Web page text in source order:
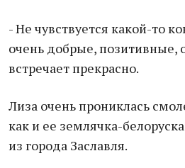
- Не чувствуется какой-то
очень добрые, позитивные,
встречает прекрасно.
Лиза очень прониклась
как и ее землячка-
из города Заславля.